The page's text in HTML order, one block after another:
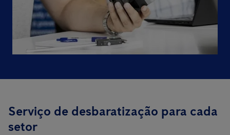
Serviço de desbaratização para cada
setor